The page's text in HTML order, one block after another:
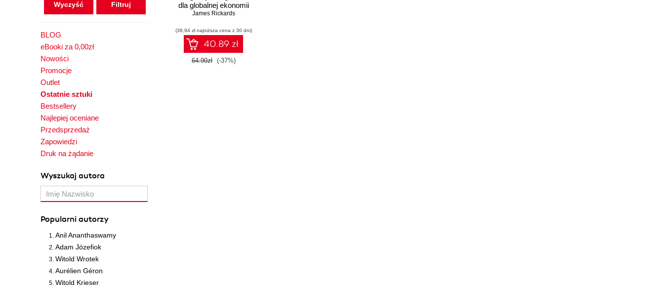
Wyczyść
BLOG
eBooki za 0,00zł
Nowości
Promocje
Outlet
Ostatnie sztuki
Bestsellery
Najlepiej oceniane
Przedsprzedaż
Zapowiedzi
Druk na żądanie
Wyszukaj autora
Popularni autorzy
Anil Ananthaswamy
Adam Józefiok
Witold Wrotek
Aurélien Géron
Witold Krieser
dla globalnej ekonomii
James Rickards
(38,94 zł najniższa cena z 30 dni)
40.89 zł
64.90zł (-37%)